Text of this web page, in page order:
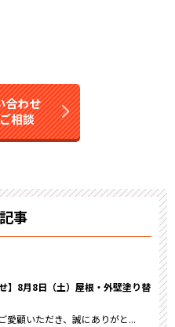
合わせ
相談
事
】8月8日（土）屋根・外壁塗り替
愛顧いただき、誠にありがと...